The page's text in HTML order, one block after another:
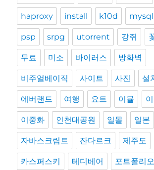
haproxy install k10d mysql
psp srpg utorrent 강쥐
무료 미소 바이러스 방화벽
비주얼베이직 사이트 사진 설
에버랜드 여행 요트 이뮬
이중화 인천대공원 일몰 일본
자바스크립트 잔다르크 제주도
카스퍼스키 테디베어 포트폴리오